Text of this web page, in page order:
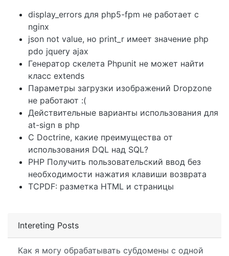
Intereting Posts
Как я могу обрабатывать субдомены с одной
display_errors для php5-fpm не работает с
nginx
json not value, но print_r имеет значение php
pdo jquery ajax
Генератор скелета Phpunit не может найти
класс extends
Параметры загрузки изображений Dropzone
не работают :(
Действительные варианты использования для
at-sign в php
С Doctrine, какие преимущества от
использования DQL над SQL?
PHP Получить пользовательский ввод без
необходимости нажатия клавиши возврата
TCPDF: разметка HTML и страницы